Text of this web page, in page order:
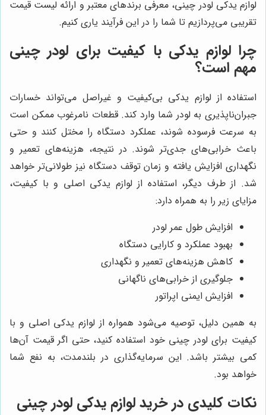
لوازم یدکی لودر چینی، معرفی برندهای معتبر و ارائه لیست قیمت
تقریبی می‌پردازیم تا شما را در این فرآیند یاری کنیم.
چرا لوازم یدکی با کیفیت برای لودر چینی
مهم است؟
استفاده از لوازم یدکی بی‌کیفیت و غیراصل می‌تواند خسارات
جبران‌ناپذیری به لودر شما وارد کند. قطعات نامرغوب ممکن است
به سرعت فرسوده شوند، عملکرد دستگاه را مختل کنند و حتی
باعث خرابی‌های جدی‌تر شوند. در نتیجه، هزینه‌های تعمیر و
نگهداری افزایش یافته و زمان توقف دستگاه نیز طولانی‌تر خواهد
شد. از طرف دیگر، استفاده از لوازم یدکی اصلی و با کیفیت،
مزایای زیر را به همراه دارد:
افزایش طول عمر لودر
بهبود عملکرد و کارایی دستگاه
کاهش هزینه‌های تعمیر و نگهداری
جلوگیری از خرابی‌های ناگهانی
افزایش ایمنی اپراتور
به همین دلیل، توصیه می‌شود همواره از لوازم یدکی اصلی و با
کیفیت برای لودر چینی خود استفاده کنید، حتی اگر قیمت آن‌ها
کمی بیشتر باشد. این سرمایه‌گذاری در بلندمدت، به نفع شما
خواهد بود.
نکات کلیدی در خرید لوازم یدکی لودر چینی